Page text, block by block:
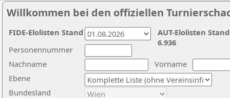
Willkommen bei den offiziellen
Nachname
Vorname
Ebene
Personennummer
Bundesland
AUT-Elolisten
6.936
FIDE-Elolisten Stand